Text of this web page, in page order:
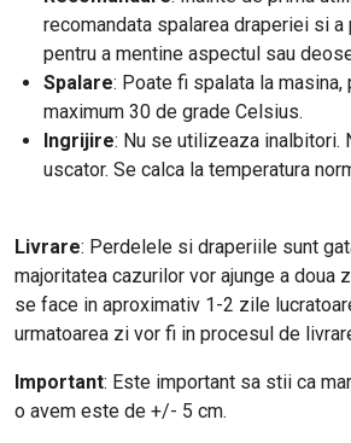
recomandata spalarea draperiei si a
pentru a mentine aspectul sau
Spalare: Poate fi spalata la masina,
maximum 30 de grade Celsius.
Ingrijire: Nu se utilizeaza inalbitori.
uscator. Se calca la temperatura
Livrare: Perdelele si draperiile sunt
majoritatea cazurilor vor ajunge a doua
se face in aproximativ 1-2 zile
urmatoarea zi vor fi in procesul de
Important: Este important sa stii ca
o avem este de +/- 5 cm.